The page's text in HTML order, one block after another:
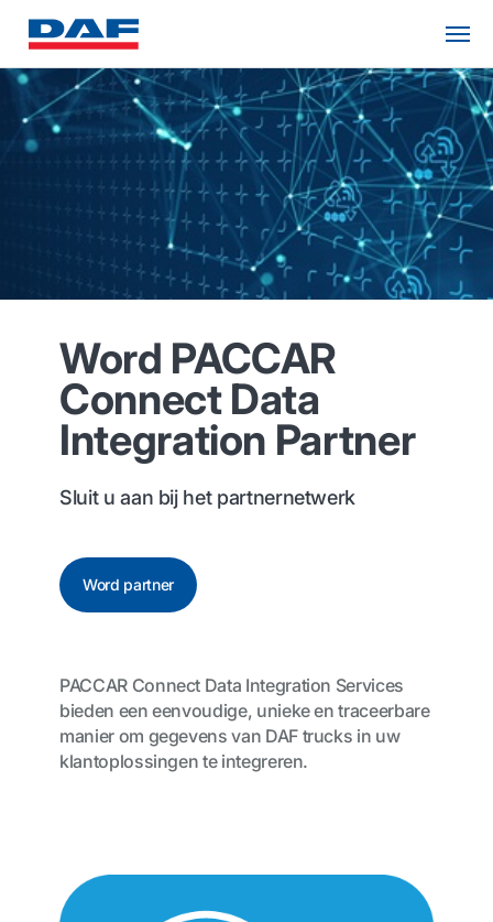
Word PACCAR
Connect Data
Integration Partner
Sluit u aan bij het partnernetwerk
Word partner
PACCAR Connect Data Integration Services
bieden een eenvoudige, unieke en traceerbare
manier om gegevens van DAF trucks in uw
klantoplossingen te integreren.